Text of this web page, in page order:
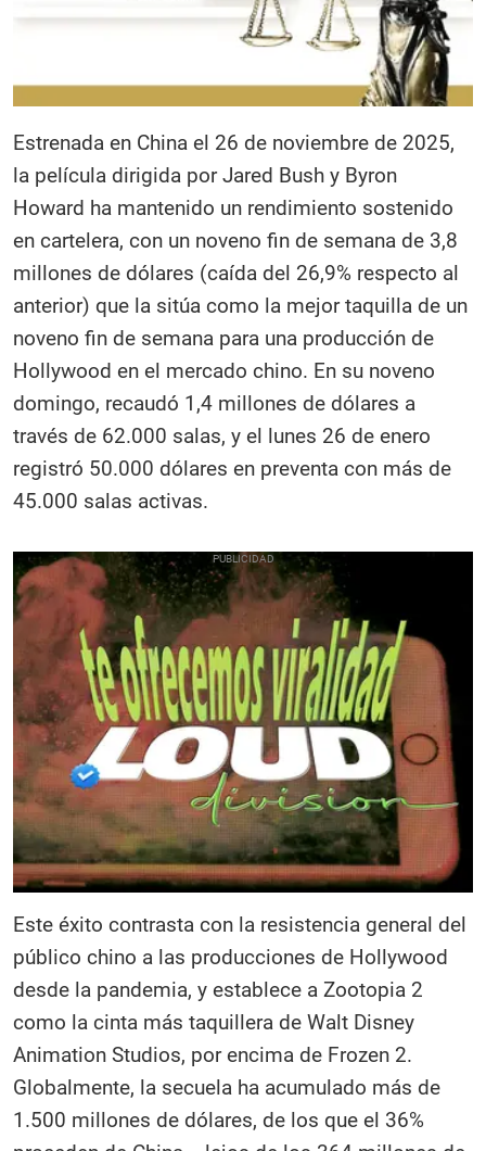
Estrenada en China el 26 de noviembre de 2025,
la película dirigida por Jared Bush y Byron
Howard ha mantenido un rendimiento sostenido
en cartelera, con un noveno fin de semana de 3,8
millones de dólares (caída del 26,9% respecto al
anterior) que la sitúa como la mejor taquilla de un
noveno fin de semana para una producción de
Hollywood en el mercado chino. En su noveno
domingo, recaudó 1,4 millones de dólares a
través de 62.000 salas, y el lunes 26 de enero
registró 50.000 dólares en preventa con más de
45.000 salas activas.​
Este éxito contrasta con la resistencia general del
público chino a las producciones de Hollywood
desde la pandemia, y establece a Zootopia 2
como la cinta más taquillera de Walt Disney
Animation Studios, por encima de Frozen 2.
Globalmente, la secuela ha acumulado más de
1.500 millones de dólares, de los que el 36%